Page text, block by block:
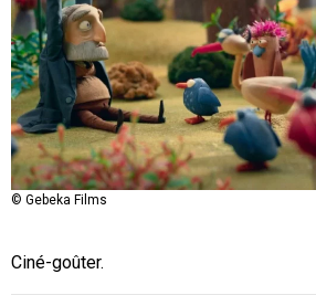
© Gebeka Films
Ciné-goûter.